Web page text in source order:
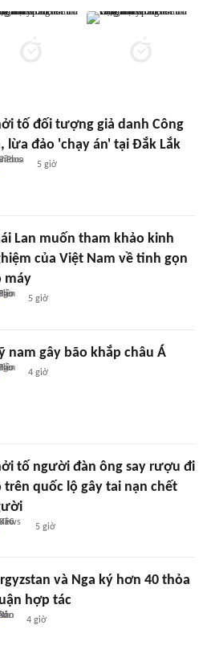
tố đối tượng giả danh Công
lừa đảo 'chạy án' tại Đắk Lắk
5 giờ
Lan muốn tham khảo kinh
của Việt Nam về tinh gọn
máy
5 giờ
nam gây bão khắp châu Á
4 giờ
tố người đàn ông say rượu đi
trên quốc lộ gây tai nạn chết
5 giờ
và Nga ký hơn 40 thỏa
hợp tác
4 giờ